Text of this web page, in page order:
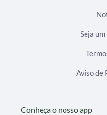
Seja
Aviso de
Conheça o nosso app